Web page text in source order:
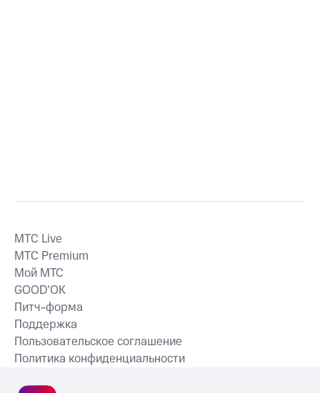
MTС Live
MTС Premium
Мой МТС
GOOD’OK
Питч-форма
Поддержка
Пользовательское соглашение
Политика конфиденциальности